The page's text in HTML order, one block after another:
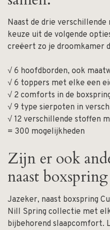
Naast de drie
keuze uit de volgende
creëert zo je droomkamer
√ 6 hoofdborden, ook
√ 6 toppers met elke een
√ 2 comforts in de
√ 9 type sierpoten in
√ 12 verschillende stoffen
= 300 mogelijkheden
Zijn er ook
naast
Jazeker, naast boxspring
Nill Spring collectie met
bijbehorend slaapcomfort.